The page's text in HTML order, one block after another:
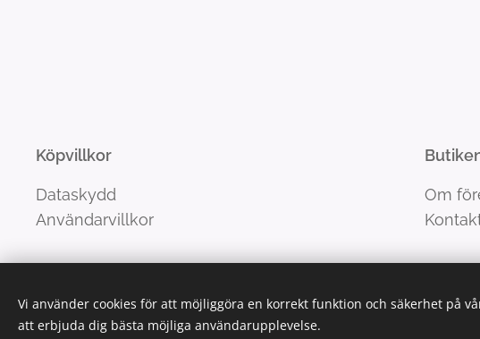
Köpvillkor
Dataskydd
Användarvillkor
Om
Vi använder cookies för att möjliggöra en korrekt funktion och säkerhet på
att erbjuda dig bästa möjliga användarupplevelse.